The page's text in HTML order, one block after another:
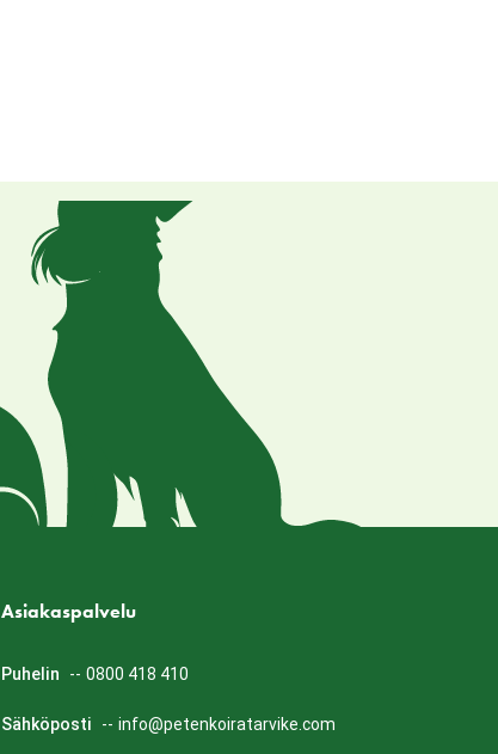
Asiakaspalvelu
Puhelin -- 0800 418 410
Sähköposti -- info@petenkoiratarvike.com